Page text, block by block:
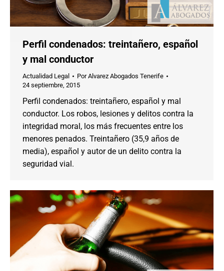
Perfil condenados: treintañero, español
y mal conductor
Actualidad Legal PorAlvarez Abogados Tenerife
24 septiembre, 2015
Perfil condenados: treintañero, español y mal
conductor. Los robos, lesiones y delitos contra la
integridad moral, los más frecuentes entre los
menores penados. Treintañero (35,9 años de
media), español y autor de un delito contra la
seguridad vial.